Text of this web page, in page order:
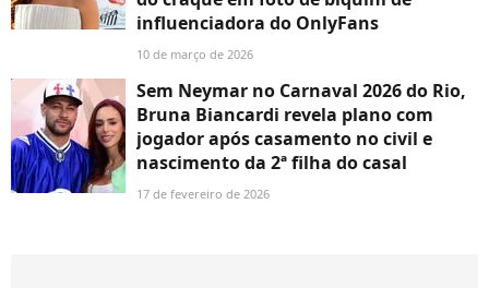
influenciadora do OnlyFans
10 de março de 2026
Sem Neymar no Carnaval 2026 do Rio,
Bruna Biancardi revela plano com
jogador após casamento no civil e
nascimento da 2ª filha do casal
17 de fevereiro de 2026